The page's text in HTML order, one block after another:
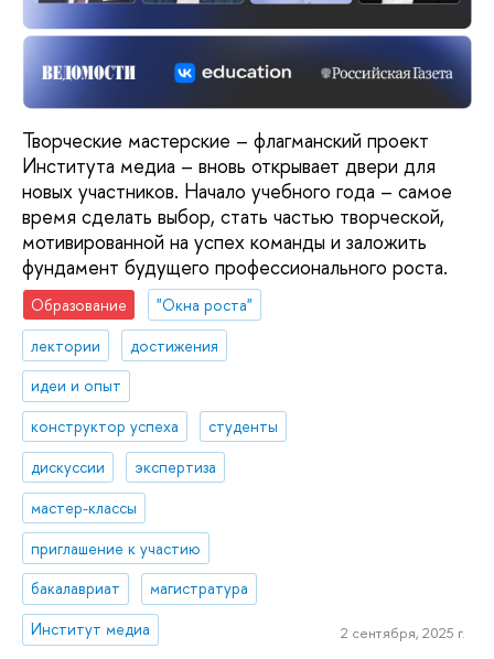
Творческие мастерские – флагманский проект
Института медиа – вновь открывает двери для
новых участников. Начало учебного года – самое
время сделать выбор, стать частью творческой,
мотивированной на успех команды и заложить
фундамент будущего профессионального роста.
Образование
"Окна роста"
лектории
достижения
идеи и опыт
конструктор успеха
студенты
дискуссии
экспертиза
мастер-классы
приглашение к участию
бакалавриат
магистратура
Институт медиа
2 сентября, 2025 г.